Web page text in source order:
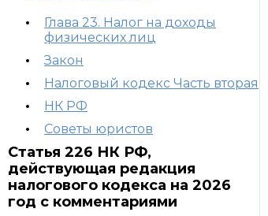
Глава 23. Налог на доходы
физических лиц
Закон
Налоговый кодекс Часть вторая
НК РФ
Советы юристов
Статья 226 НК РФ,
действующая редакция
налогового кодекса на 2026
год с комментариями